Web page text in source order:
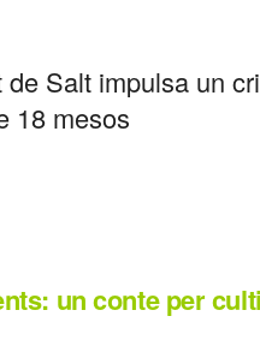
de Salt impulsa un
18 mesos
un conte per